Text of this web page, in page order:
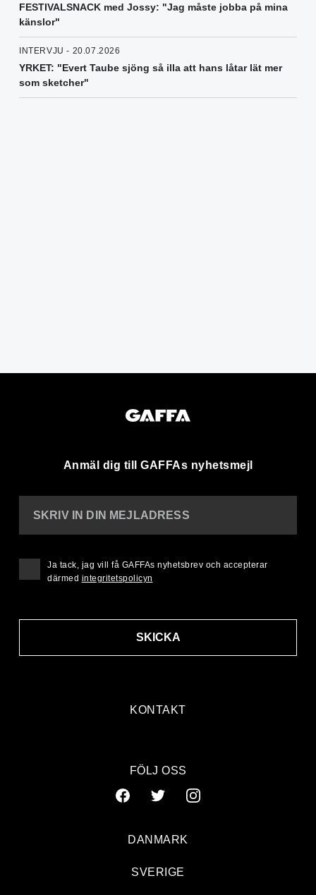
FESTIVALSNACK med Jossy: "Jag måste jobba på mina
känslor"
INTERVJU - 20.07.2026
YRKET: "Evert Taube sjöng så illa att hans låtar lät mer
som sketcher"
Anmäl dig till GAFFAs nyhetsmejl
KONTAKT
SKRIV IN DIN MEJLADRESS
SKICKA
Ja tack, jag vill få GAFFAs nyhetsbrev och accepterar
därmed integritetspolicyn
FÖLJ OSS
DANMARK
SVERIGE